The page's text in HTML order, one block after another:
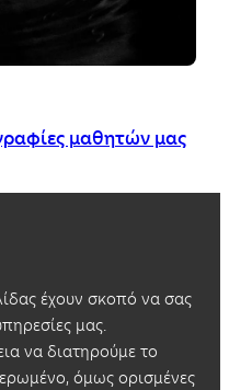
μαθητών μας
έχουν σκοπό να σας
μας.
να διατηρούμε το
όμως ορισμένες